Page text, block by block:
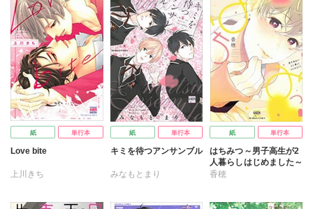
紙 単行本
Love bite
上川きち
紙 単行本
キミを待つアンサンブル
みなもとまり
紙 単行本
はちみつ～男子高生が2
人暮らしはじめました～
香穂